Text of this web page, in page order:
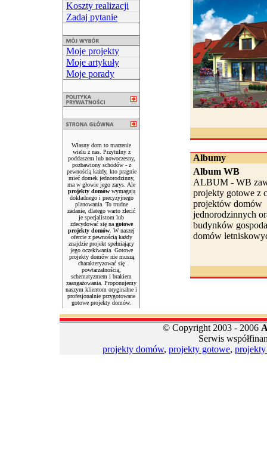
Koszty realizacji
Zadaj pytanie
Moje projekty
Moje artykuły
Moje porady
Własny dom to marzenie
wielu z nas. Przytulny z
poddaszem lub nowoczesny,
pozbawiony schodów - z
pewnością każdy, kto pragnie
mieć domek jednorodzinny,
ma w głowie jego zarys. Ale
projekty domówwymagają
dokładnego i precyzyjnego
planowania. To trudne
zadanie, dlatego warto zlecić
je specjalistom lub
zdecydować się na gotowe
projekty domów . W naszej
ofercie z pewnością każdy
znajdzie projekt spełniający
jego oczekiwania. Gotowe
projekty domów nie muszą
charakteryzować się
powtarzalnością,
schematyzmem i brakiem
zaangażowania. Proponujemy
naszym klientom oryginalne i
profesjonalnie przygotowane
gotowe projekty domów.
Albumy
Album WB
ALBUM - WB
projekty gotowe z
projektów domów
jednorodzinnych
budynków
domów
© Copyright 2003 - 2006
Serwis
projekty domów, projekty gotowe,